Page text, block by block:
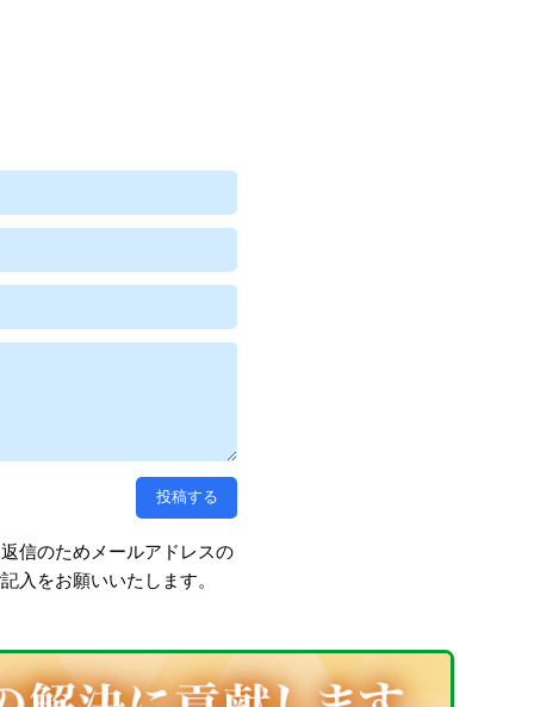
信のためメールアドレスの
入をお願いいたします。